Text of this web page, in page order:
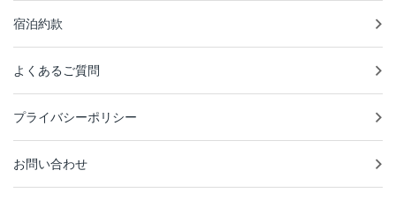
宿泊約款
よくあるご質問
プライバシーポリシー
お問い合わせ